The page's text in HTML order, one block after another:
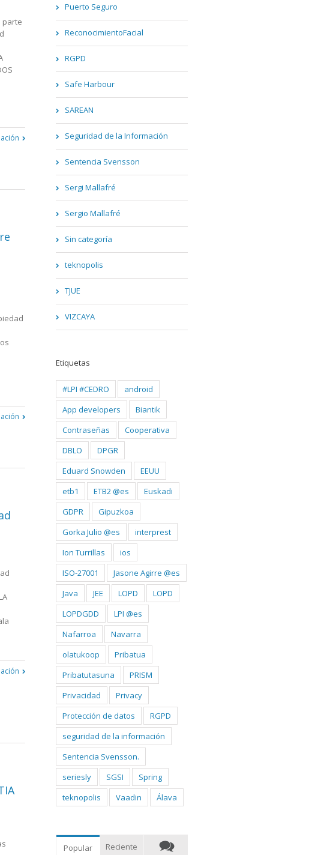
parte
Puerto Seguro
ReconocimientoFacial
RGPD
Safe Harbour
SAREAN
Seguridad de la Información
Sentencia Svensson
Sergi Mallafré
Sergio Mallafré
Sin categoría
teknopolis
TJUE
VIZCAYA
Etiquetas
#LPI #CEDRO
android
App developers
Biantik
Contraseñas
Cooperativa
DBLO
DPGR
Eduard Snowden
EEUU
etb1
ETB2 @es
Euskadi
GDPR
Gipuzkoa
Gorka Julio @es
interprest
Ion Turrillas
ios
ISO-27001
Jasone Agirre @es
Java
JEE LOPD
LOPD
LOPDGDD
LPI @es
Nafarroa
Navarra
olatukoop
Pribatua
Pribatutasuna
PRISM
Privacidad
Privacy
Protección de datos
RGPD
seguridad de la información
Sentencia Svensson.
seriesly
SGSI
Spring
teknopolis
Vaadin Álava
Popular Reciente